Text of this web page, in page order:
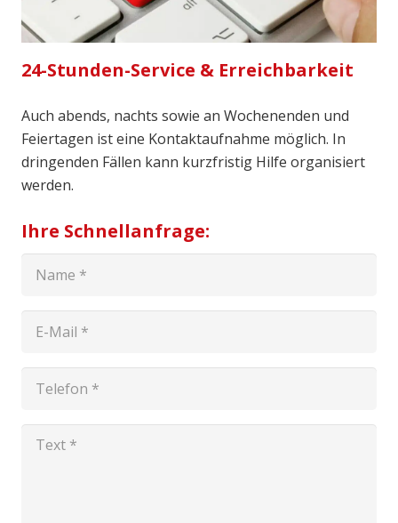
24-Stunden-Service & Erreichbarkeit
Auch abends, nachts sowie an Wochenenden und
Feiertagen ist eine Kontaktaufnahme möglich. In
dringenden Fällen kann kurzfristig Hilfe organisiert
werden.
Ihre Schnellanfrage: